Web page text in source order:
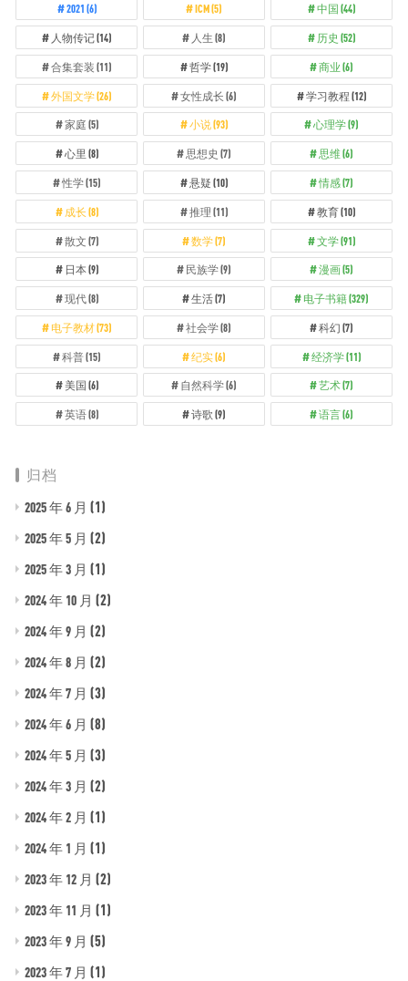
2021 (6) ICM(5) 中国 (44)
人物传记(14) 人生 (8) 历史 (52)
合集套装 (11) 哲学(19) 商业 (6)
外国文学(26) 女性成长 (6) 学习教程 (12)
家庭 (5) 小说(93) 心理学(9)
心里 (8) 思想史 (7) 思维(6)
性学(15) 悬疑 (10) 情感(7)
成长 (8) 推理 (11) 教育(10)
散文 (7) 数学(7) 文学(91)
日本(9) 民族学(9) 漫画(5)
现代(8) 生活(7) 电子书籍(329)
电子教材(73) 社会学(8) 科幻 (7)
科普(15) 纪实(6) 经济学(11)
美国 (6) 自然科学(6) 艺术(7)
英语(8) 诗歌 (9) 语言(6)
归档
2025 年 6 月 (1)
2025 年 5 月 (2)
2025 年 3 月 (1)
2024 年 10 月 (2)
2024 年 9 月 (2)
2024 年 8 月 (2)
2024 年 7 月 (3)
2024 年 6 月 (8)
2024 年 5 月 (3)
2024 年 3 月 (2)
2024 年 2 月 (1)
2024 年 1 月 (1)
2023 年 12 月 (2)
2023 年 11 月 (1)
2023 年 9 月 (5)
2023 年 7 月 (1)